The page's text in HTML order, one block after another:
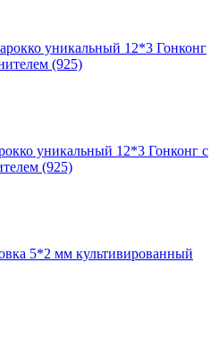
уникальный 12*3 Гонконг
(925)
уникальный 12*3 Гонконг с
(925)
5*2 мм культивированный